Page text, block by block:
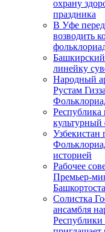
охрану
праздника
В Уфе перед
возводить
линейку
Народный
Рустам
Республика
культурный
историей
Рабочее
Премьер-
Солистка
ансамбля
Республики